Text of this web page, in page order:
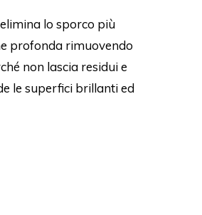
lo sporco più
profonda rimuovendo
non lascia residui e
le superfici brillanti ed